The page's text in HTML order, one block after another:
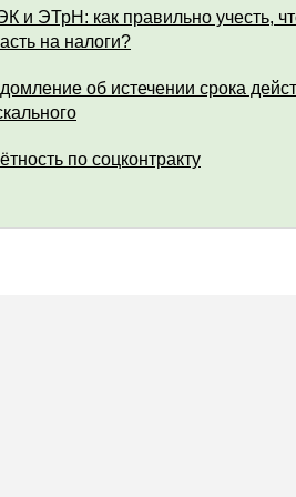
и ЭТрН: как правильно учесть,
на налоги?
об истечении срока
по соцконтракту